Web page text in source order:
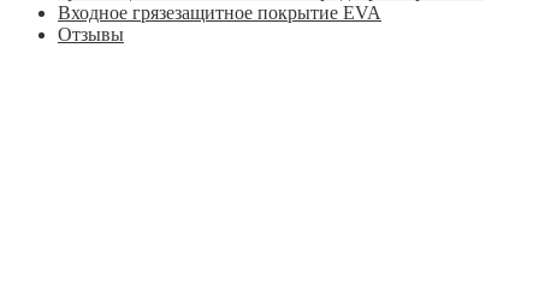
Входное грязезащитное покрытие EVA
Отзывы